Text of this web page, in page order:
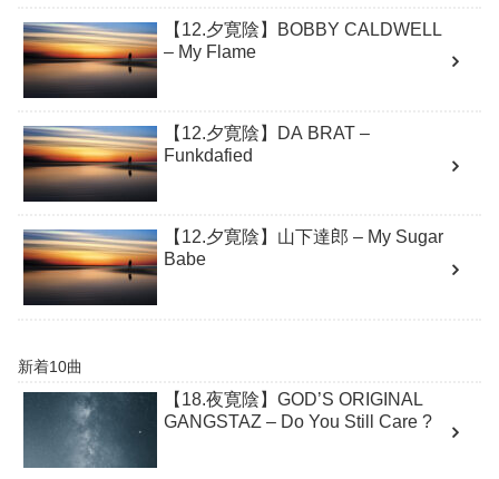
【12.夕寛陰】BOBBY CALDWELL
– My Flame
【12.夕寛陰】DA BRAT –
Funkdafied
【12.夕寛陰】山下達郎 – My Sugar
Babe
新着10曲
【18.夜寛陰】GOD’S ORIGINAL
GANGSTAZ – Do You Still Care ?